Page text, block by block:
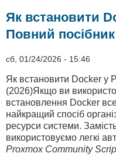
Git:
не
проект
в
часі
Як встановити
Повний
сб, 01/24/2026 - 15:46
Як встановити Docker у
(2026)Якщо ви
встановлення Docker
найкращий спосіб
ресурси системи.
використовуємо легкі
Proxmox Community